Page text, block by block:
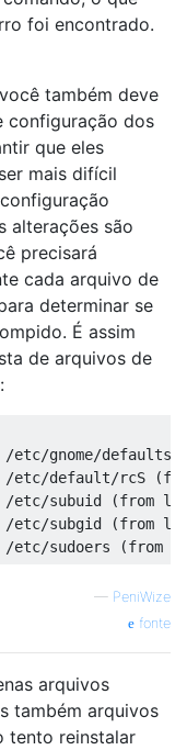
(3.8.3-
(1.12.6-1) ...
extra-3.11.0-12-
update (hook
links since
last,
links since
last,
postinst.d.
kernel/
kernel/
kernel/
/boot/
kernel/
kernel/
kernel/
vmlinuz-3.11.0-
initrd.img-
vmlinuz-3.11.0-
initrd.img-
/boot/
on /dev/sda1
foi encontrado.
também deve
configuração dos
que eles
mais difícil
alterações são
precisará
cada arquivo de
determinar se
É assim
de arquivos de
/etc/gnome/
/etc/default/rcS
/etc/subuid (from
/etc/subgid (from
— PeniWize
fonte
arquivos
também arquivos
tento reinstalar